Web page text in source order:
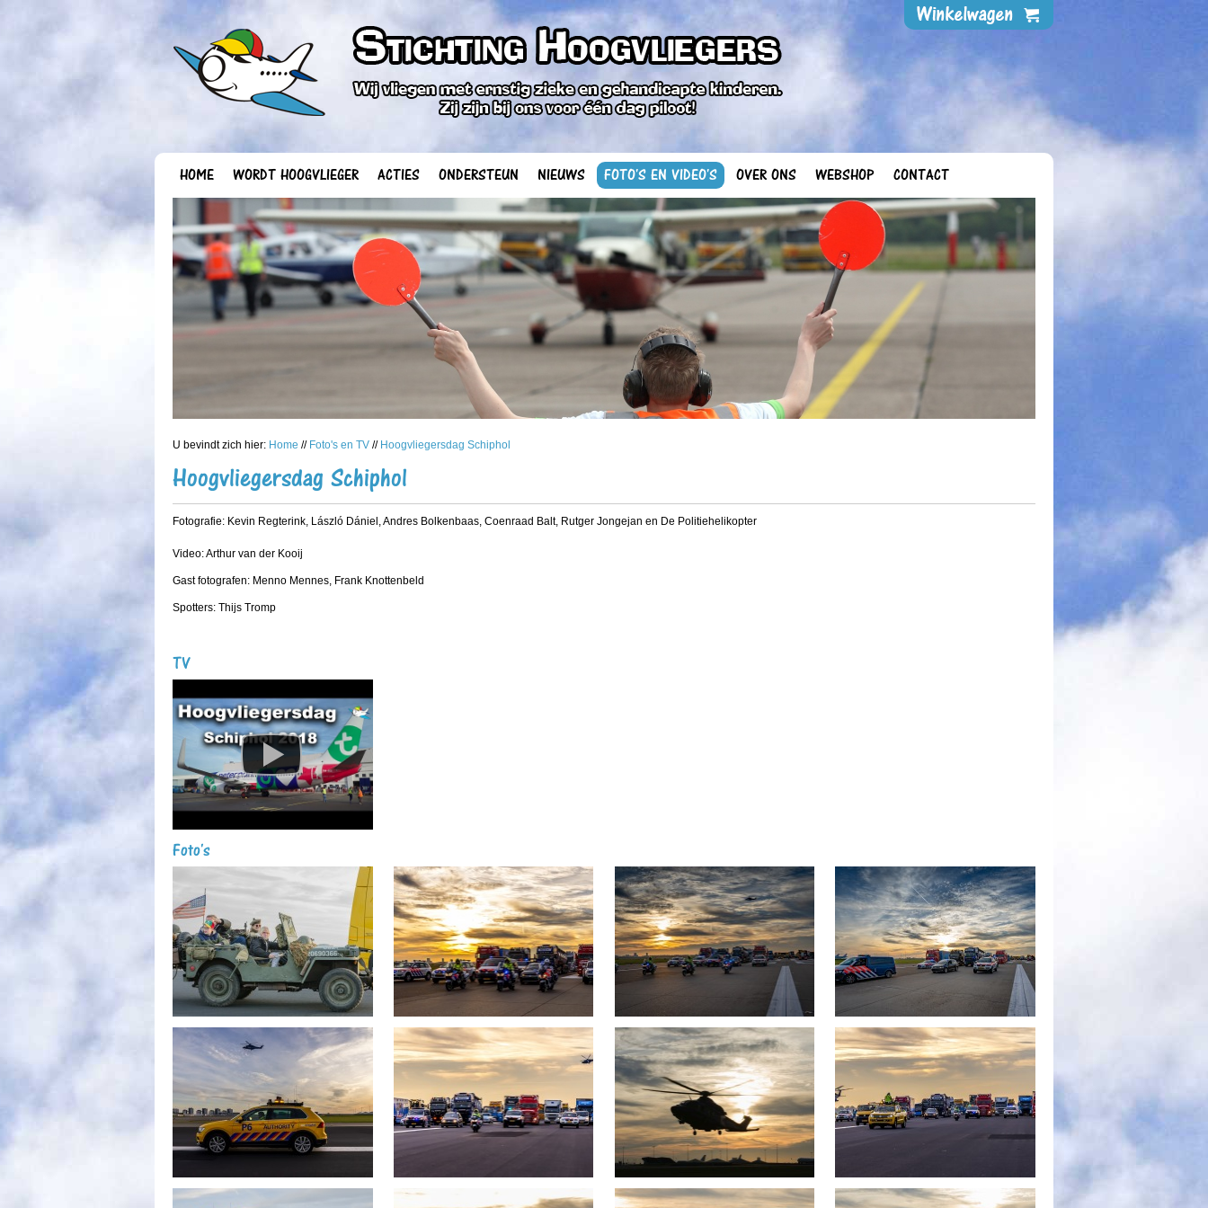
HOME WORDT HOOGVLIEGER ACTIES ONDERSTEUN NIEUWS FOTO'S EN VIDEO'S OVER ONS WEBSHOP CONTACT
U bevindt zich hier: Home // Foto's en TV // Hoogvliegersdag Schiphol
Hoogvliegersdag Schiphol
Fotografie: Kevin Regterink, László Dániel, Andres Bolkenbaas, Coenraad Balt, Rutger Jongejan en De Politiehelikopter
Video: Arthur van der Kooij
Gast fotografen: Menno Mennes, Frank Knottenbeld
Spotters: Thijs Tromp
TV
Foto's